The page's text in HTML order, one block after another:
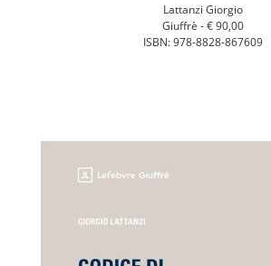
Lattanzi Giorgio
Giuffrè -€ 90,00
ISBN: 978-8828-867609